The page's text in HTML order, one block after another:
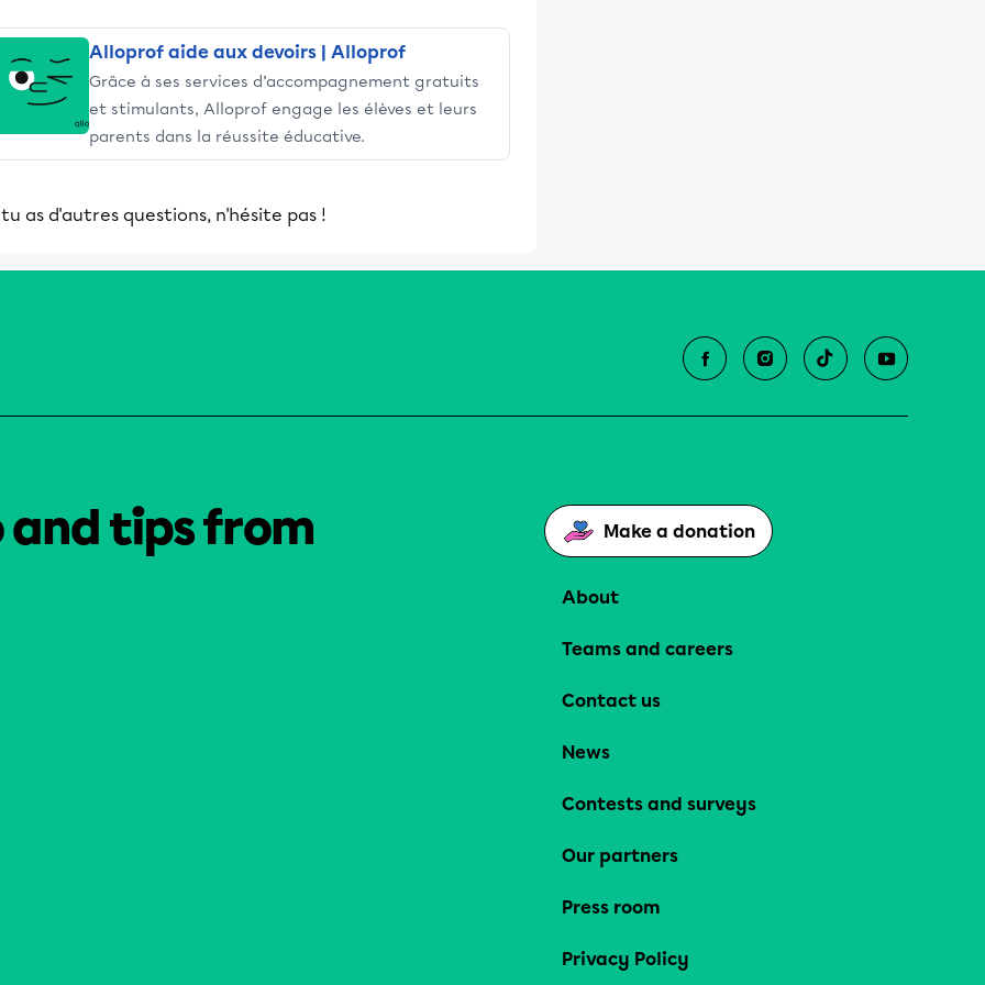
Alloprof aide aux devoirs | Alloprof
Grâce à ses services d’accompagnement gratuits
et stimulants, Alloprof engage les élèves et leurs
parents dans la réussite éducative.
tu as d'autres questions, n'hésite pas !
and tips from Make a donation
About
Teams and careers
Contact us
News
Contests and surveys
Our partners
Press room
Privacy Policy